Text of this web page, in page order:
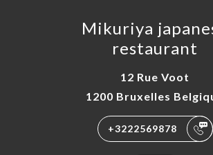
Mikuriya
restaurant
12 Rue Voot
1200 Bruxelles
+3222569878